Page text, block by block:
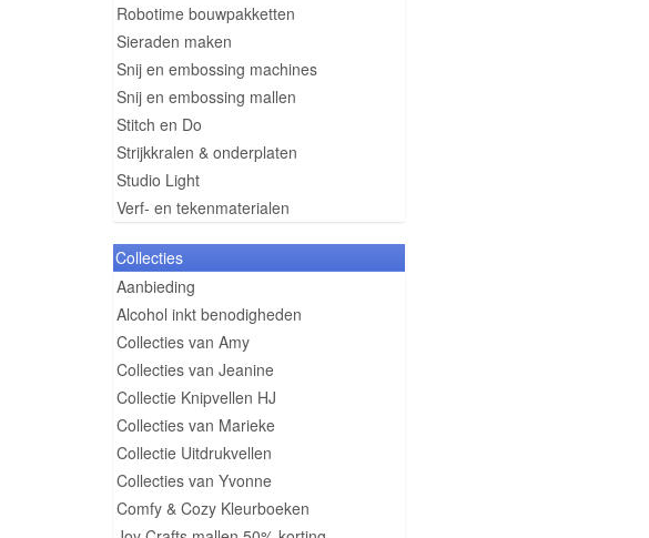
Robotime bouwpakketten
Sieraden maken
Snij en embossing machines
Snij en embossing mallen
Stitch en Do
Strijkkralen & onderplaten
Studio Light
Verf- en tekenmaterialen
Collecties
Aanbieding
Alcohol inkt benodigheden
Collecties van Amy
Collecties van Jeanine
Collectie Knipvellen HJ
Collecties van Marieke
Collectie Uitdrukvellen
Collecties van Yvonne
Comfy & Cozy Kleurboeken